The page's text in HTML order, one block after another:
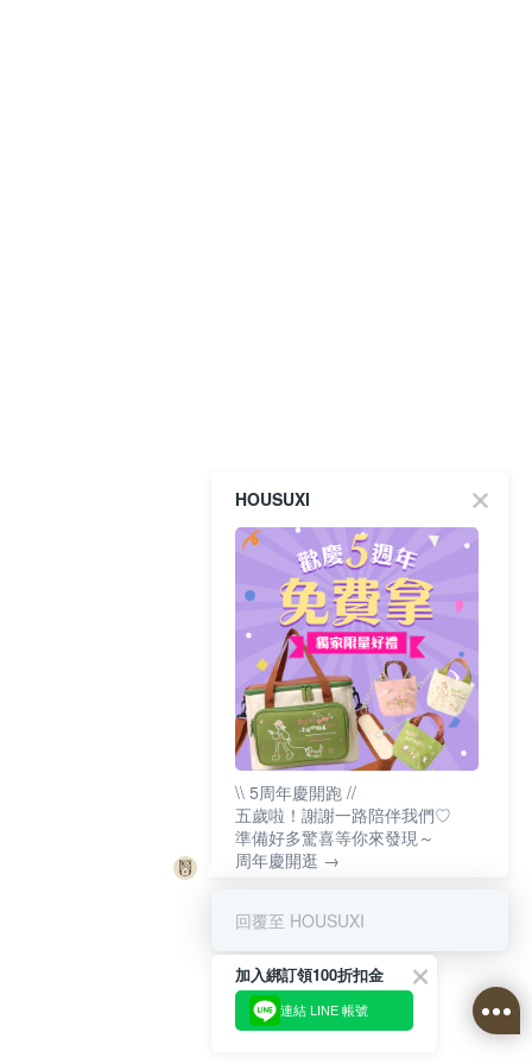
HOUSUXI
\\ 5周年慶開跑 //
五歲啦！謝謝一路陪伴我們♡
準備好多驚喜等你來發現～
周年慶開逛 →
回覆至 HOUSUXI
加入綁訂領100折扣金
連結 LINE 帳號